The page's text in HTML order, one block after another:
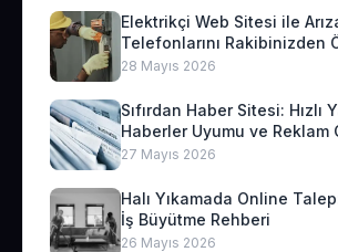
Elektrikçi Web Sitesi ile
Telefonlarını Rakibinizden
28 Mayıs 2026
Sıfırdan Haber Sitesi: Hızlı
Haberler Uyumu ve Reklam
27 Mayıs 2026
Halı Yıkamada Online
İş Büyütme Rehberi
26 Mayıs 2026